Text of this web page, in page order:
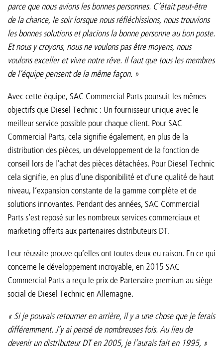
parce que nous avions les bonnes personnes. C’était peut-être
de la chance, le soir lorsque nous réfléchissions, nous trouvions
les bonnes solutions et placions la bonne personne au bon poste.
Et nous y croyons, nous ne voulons pas être moyens, nous
voulons exceller et vivre notre rêve. Il faut que tous les membres
de l'équipe pensent de la même façon. »
Avec cette équipe, SAC Commercial Parts poursuit les mêmes
objectifs que Diesel Technic : Un fournisseur unique avec le
meilleur service possible pour chaque client. Pour SAC
Commercial Parts, cela signifie également, en plus de la
distribution des pièces, un développement de la fonction de
conseil lors de l'achat des pièces détachées. Pour Diesel Technic
cela signifie, en plus d’une disponibilité et d’une qualité de haut
niveau, l’expansion constante de la gamme complète et de
solutions innovantes. Pendant des années, SAC Commercial
Parts s’est reposé sur les nombreux services commerciaux et
marketing offerts aux partenaires distributeurs DT.
Leur réussite prouve qu’elles ont toutes deux eu raison. En ce qui
concerne le développement incroyable, en 2015 SAC
Commercial Parts a reçu le prix de Partenaire premium au siège
social de Diesel Technic en Allemagne.
« Si je pouvais retourner en arrière, il y a une chose que je ferais
différemment. J’y ai pensé de nombreuses fois. Au lieu de
devenir un distributeur DT en 2005, je l’aurais fait en 1995, »